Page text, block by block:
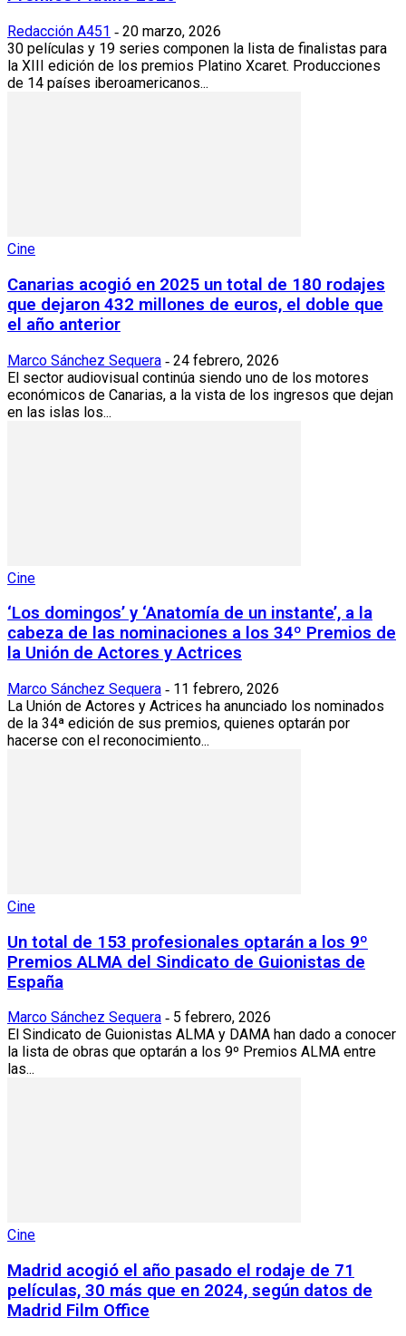
Redacción A451 - 20 marzo, 2026
30 películas y 19 series componen la lista de finalistas para
la XIII edición de los premios Platino Xcaret. Producciones
de 14 países iberoamericanos...
Cine
Canarias acogió en 2025 un total de 180 rodajes
que dejaron 432 millones de euros, el doble que
el año anterior
Marco Sánchez Sequera - 24 febrero, 2026
El sector audiovisual continúa siendo uno de los motores
económicos de Canarias, a la vista de los ingresos que dejan
en las islas los...
Cine
‘Los domingos’ y ‘Anatomía de un instante’, a la
cabeza de las nominaciones a los 34º Premios de
la Unión de Actores y Actrices
Marco Sánchez Sequera - 11 febrero, 2026
La Unión de Actores y Actrices ha anunciado los nominados
de la 34ª edición de sus premios, quienes optarán por
hacerse con el reconocimiento...
Cine
Un total de 153 profesionales optarán a los 9º
Premios ALMA del Sindicato de Guionistas de
España
Marco Sánchez Sequera - 5 febrero, 2026
El Sindicato de Guionistas ALMA y DAMA han dado a conocer
la lista de obras que optarán a los 9º Premios ALMA entre
las...
Cine
Madrid acogió el año pasado el rodaje de 71
películas, 30 más que en 2024, según datos de
Madrid Film Office